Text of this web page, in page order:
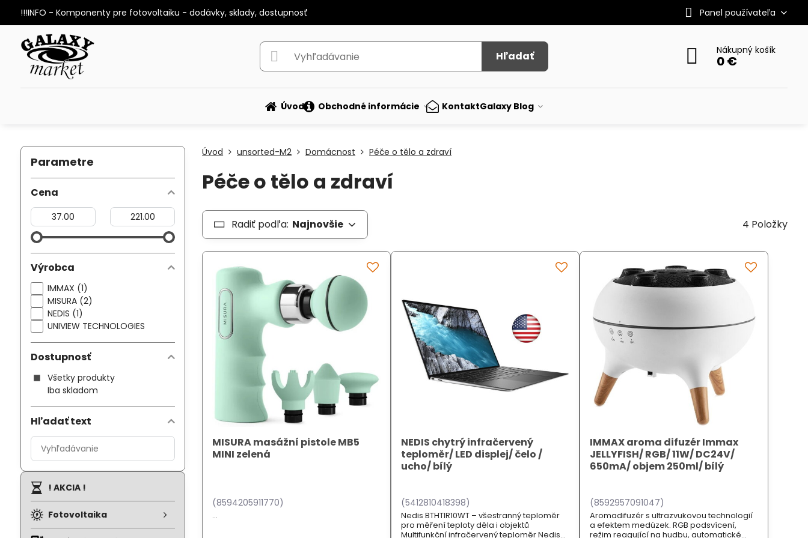
!!!INFO - Komponenty pre fotovoltaiku - dodávky, sklady, dostupnosť Panel používateľa
Hľadať Nákupný košík
0 €
Úvod Obchodné informácie KontaktGalaxy Blog
Úvod unsorted-M2 Domácnost Péče o tělo a zdraví
Péče o tělo a zdraví
Radiť podľa: Najnovšie 4 Položky
MISURA masážní pistole MB5
MINI zelená
(8594205911770)
...
NEDIS chytrý infračervený
teploměr/ LED displej/ čelo /
ucho/ bílý
(5412810418398)
Nedis BTHTIR10WT – všestranný teploměr
pro měření teploty děla i objektů
Multifunkční infračervený teploměr Nedis
IMMAX aroma difuzér Immax
JELLYFISH/ RGB/ 11W/ DC24V/
650mA/ objem 250ml/ bílý
(8592957091047)
Aromadifuzér s ultrazvukovou technologií
a efektem medúzek. RGB podsvícení,
režim reagující na hudbu, automatické
Parametre
Cena
Od:
Do:
Výrobca
IMMAX (1)
MISURA (2)
NEDIS (1)
UNIVIEW TECHNOLOGIES
Dostupnosť
Všetky produkty
Iba skladom
Hľadať text
Prehľadať
výsledky
filtra
fulltextom
! AKCIA !
Fotovoltaika